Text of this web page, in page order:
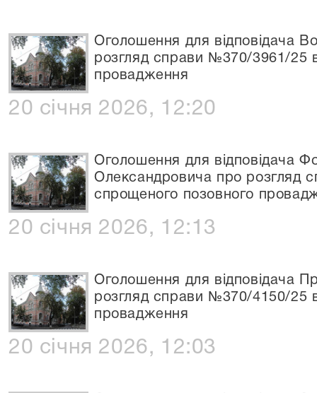
Оголошення для відповідача
розгляд справи №370/3961/25
провадження
20 січня 2026, 12:20
Оголошення для відповідача
Олександровича про розгляд
спрощеного позовного
20 січня 2026, 12:13
Оголошення для відповідача
розгляд справи №370/4150/25
провадження
20 січня 2026, 12:03